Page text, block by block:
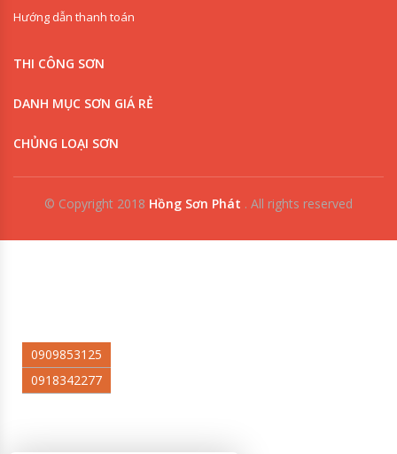
Hướng dẫn thanh toán
THI CÔNG SƠN
DANH MỤC SƠN GIÁ RẺ
CHỦNG LOẠI SƠN
© Copyright 2018 Hồng Sơn Phát . All rights reserved
0909853125
0918342277